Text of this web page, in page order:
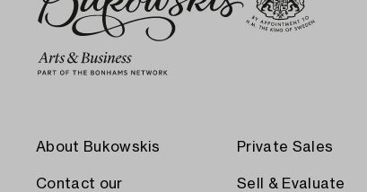
About Bukowskis
Contact our
Private Sales
Sell & Evaluate